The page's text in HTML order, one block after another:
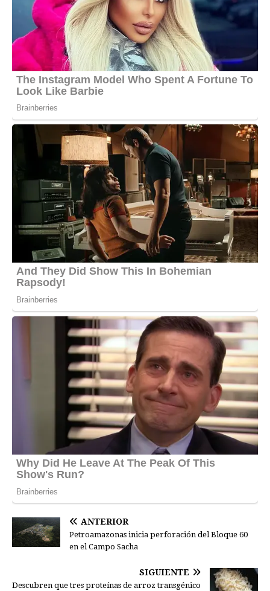
ANTERIOR
Petroamazonas inicia perforación del Bloque 60
en el Campo Sacha
SIGUIENTE
Descubren que tres proteínas de arroz transgénico